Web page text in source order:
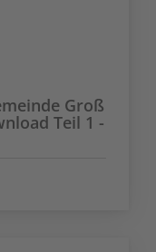
Groß
Teil 1 -